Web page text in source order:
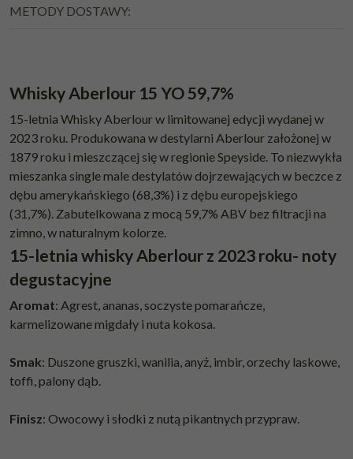
METODY DOSTAWY:
Whisky Aberlour 15 YO 59,7%
15-letnia Whisky Aberlour w limitowanej edycji wydanej w
2023 roku. Produkowana w destylarni Aberlour założonej w
1879 roku i mieszczącej się w regionie Speyside. To niezwykła
mieszanka single male destylatów dojrzewających w beczce z
dębu amerykańskiego (68,3%) i z dębu europejskiego
(31,7%). Zabutelkowana z mocą 59,7% ABV bez filtracji na
zimno, w naturalnym kolorze.
15-letnia whisky Aberlour z 2023 roku- noty
degustacyjne
Aromat: Agrest, ananas, soczyste pomarańcze,
karmelizowane migdały i nuta kokosa.
Smak: Duszone gruszki, wanilia, anyż, imbir, orzechy laskowe,
toffi, palony dąb.
Finisz: Owocowy i słodki z nutą pikantnych przypraw.